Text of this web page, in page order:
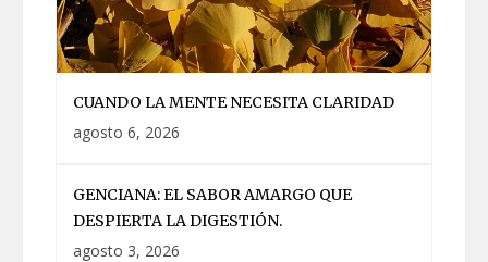
CUANDO LA MENTE NECESITA CLARIDAD
agosto 6, 2026
GENCIANA: EL SABOR AMARGO QUE
DESPIERTA LA DIGESTIÓN.
agosto 3, 2026